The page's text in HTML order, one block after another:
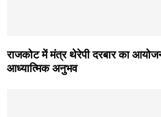
राजकोट में मंत्र थेरेपी दरबार का
आध्यात्मिक अनुभव